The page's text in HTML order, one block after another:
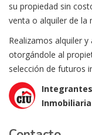
su propiedad sin
venta o alquiler de la
Realizamos alquiler
otorgándole al
selección de futuros